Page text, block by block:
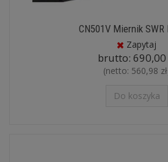
CN501V Miernik SWR
Zapytaj
brutto: 690,00
(netto: 560,98 zł
Do koszyka